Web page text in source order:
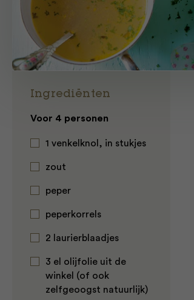
Ingrediënten
Voor 4 personen
1 venkelknol, in stukjes
zout
peper
peperkorrels
2 laurierblaadjes
3 el olijfolie uit de
winkel (of ook
zelfgeoogst natuurlijk)